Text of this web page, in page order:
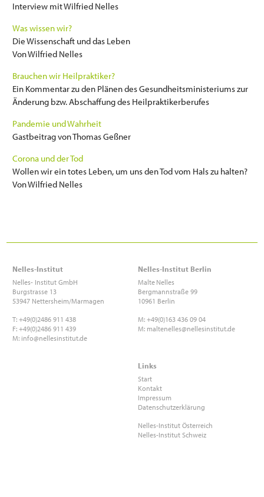
Interview mit Wilfried Nelles
Was wissen wir?
Die Wissenschaft und das Leben
Von Wilfried Nelles
Brauchen wir Heilpraktiker?
Ein Kommentar zu den Plänen des Gesundheitsministeriums zur
Änderung bzw. Abschaffung des Heilpraktikerberufes
Pandemie und Wahrheit
Gastbeitrag von Thomas Geßner
Corona und der Tod
Wollen wir ein totes Leben, um uns den Tod vom Hals zu halten?
Von Wilfried Nelles
Nelles-Institut
Nelles- Institut GmbH
Burgstrasse 13
53947 Nettersheim/Marmagen
T: +49(0)2486 911 438
F: +49(0)2486 911 439
M: info@nellesinstitut.de
Nelles-Institut Berlin
Malte Nelles
Bergmannstraße 99
10961 Berlin
M: +49(0)163 436 09 04
M: maltenelles@nellesinstitut.de
Links
Start
Kontakt
Impressum
Datenschutzerklärung
Nelles-Institut Österreich
Nelles-Institut Schweiz